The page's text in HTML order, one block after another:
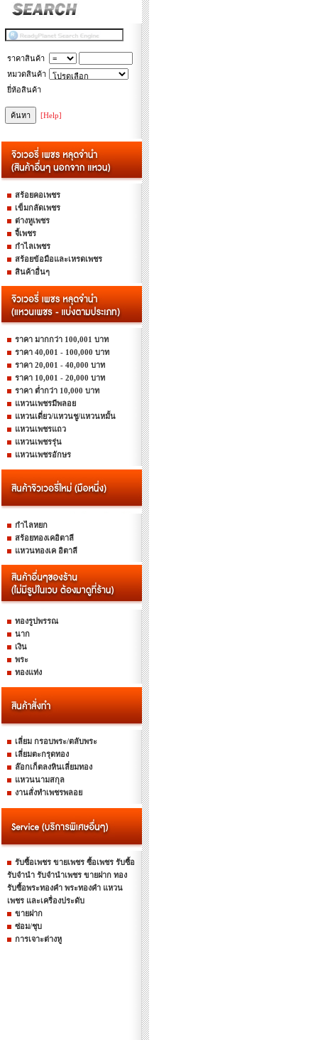
ราคาสินค้า
หมวดสินค้า
ยี่ห้อสินค้า
[Help]
สร้อยคอเพชร
เข็มกลัดเพชร
ต่างหูเพชร
จี้เพชร
กำไลเพชร
สร้อยข้อมือและเหรดเพชร
สินค้าอื่นๆ
ราคา มากกว่า 100,001 บาท
ราคา 40,001 - 100,000 บาท
ราคา 20,001 - 40,000 บาท
ราคา 10,001 - 20,000 บาท
ราคา ต่ำกว่า 10,000 บาท
แหวนเพชรมีพลอย
แหวนเดี่ยว/แหวนชู/แหวนหมั้น
แหวนเพชรแถว
แหวนเพชรรุ่น
แหวนเพชรอักษร
กำไลหยก
สร้อยทองเคอิตาลี
แหวนทองเค อิตาลี
ทองรูปพรรณ
นาก
เงิน
พระ
ทองแท่ง
เลี่ยม กรอบพระ/ตลับพระ
เลี่ยมตะกรุดทอง
ล๊อกเก็ตลงหินเลี่ยมทอง
แหวนนามสกุล
งานสั่งทำเพชรพลอย
รับซื้อเพชร ขายเพชร ซื้อเพชร รับซื้อ
รับจำนำ รับจำนำเพชร ขายฝาก ทอง
รับซื้อพระทองคำ พระทองคำ แหวน
เพชร และเครื่องประดับ
ขายฝาก
ซ่อม/ชุบ
การเจาะต่างหู